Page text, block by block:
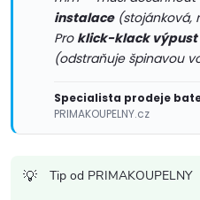
ý
p
instalace(stojánková,
Pro klick-klack výpust
(odstraňuje špinavou
Specialista prodeje
PRIMAKOUPELNY.cz
Tip od PRIMAKOUPELNY